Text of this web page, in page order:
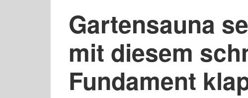
Gartensauna
mit diesem
Fundament